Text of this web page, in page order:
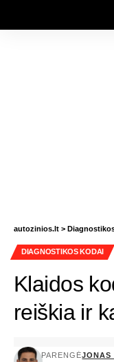
autozinios.lt >
DIAGNOSTIKOS KODAI
Klaidos
reiškia ir
PARENGĖJONAS